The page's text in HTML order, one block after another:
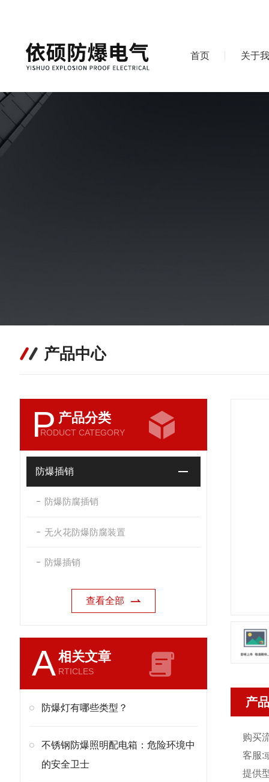
首页 关于
产品中心
P 产品分类
RODUCT CATEGORY
防爆插销
防爆防腐插销
无火花防爆防腐装置
防爆插销
查看全部
A相关文章
RTICLES
防爆灯有哪些类型？
不锈钢防爆照明配电箱：危险环境中
的安全卫士
产
购买
客服:
提供